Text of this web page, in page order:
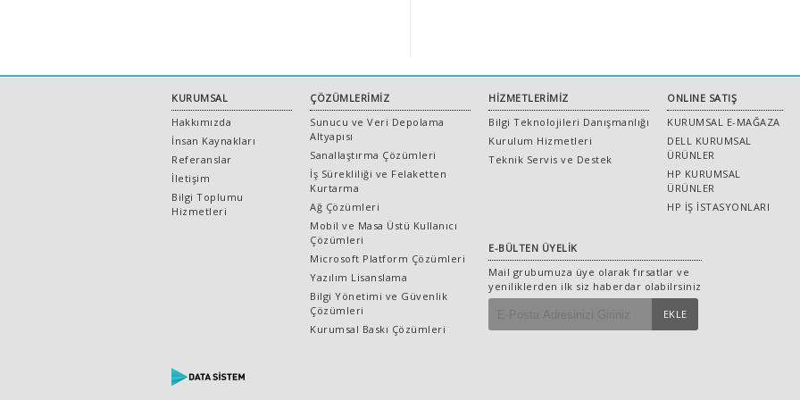
KURUMSAL
Hakkımızda
İnsan Kaynakları
Referanslar
İletişim
Bilgi Toplumu
Hizmetleri
ÇÖZÜMLERİMİZ
Sunucu ve Veri Depolama
Altyapısı
Sanallaştırma Çözümleri
İş Sürekliliği ve Felaketten
Kurtarma
Ağ Çözümleri
Mobil ve Masa Üstü Kullanıcı
Çözümleri
Microsoft Platform Çözümleri
Yazılım Lisanslama
Bilgi Yönetimi ve Güvenlik
Çözümleri
Kurumsal Baskı Çözümleri
HİZMETLERİMİZ
Bilgi Teknolojileri Danışmanlığı
Kurulum Hizmetleri
Teknik Servis ve Destek
ONLINE SATIŞ
KURUMSAL E-MAĞAZA
DELL KURUMSAL
ÜRÜNLER
HP KURUMSAL
ÜRÜNLER
HP İŞ İSTASYONLARI
E-BÜLTEN ÜYELİK
Mail grubumuza üye olarak fırsatlar ve
yeniliklerden ilk siz haberdar olabilrsiniz
EKLE